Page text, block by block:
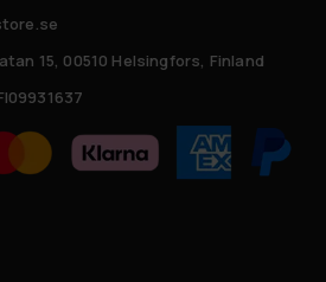
15, 00510 Helsingfors, Finland